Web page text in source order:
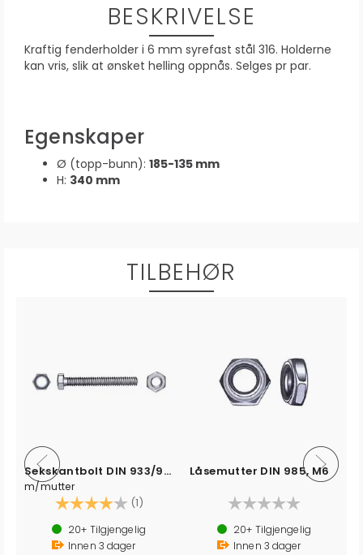
BESKRIVELSE
Kraftig fenderholder i 6 mm syrefast stål 316. Holderne
kan vris, slik at ønsket helling oppnås. Selges pr par.
Egenskaper
Ø (topp-bunn): 185-135 mm
H: 340 mm
TILBEHØR
5 mulige
Sekskantbolt DIN 933/934, M6 x 20 mm
m/mutter
Karakter: (1) 4.0 av 5 mulige
20+ Tilgjengelig
Innen 3 dager
Låsemutter DIN 985, M6
20+ Tilgjengelig
Innen 3 dager